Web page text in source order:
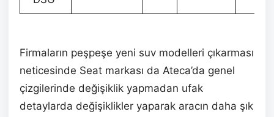
Firmaların peşpeşe yeni suv modelleri çıkarması
neticesinde Seat markası da Ateca’da genel
çizgilerinde değişiklik yapmadan ufak
detaylarda değişiklikler yaparak aracın daha şık